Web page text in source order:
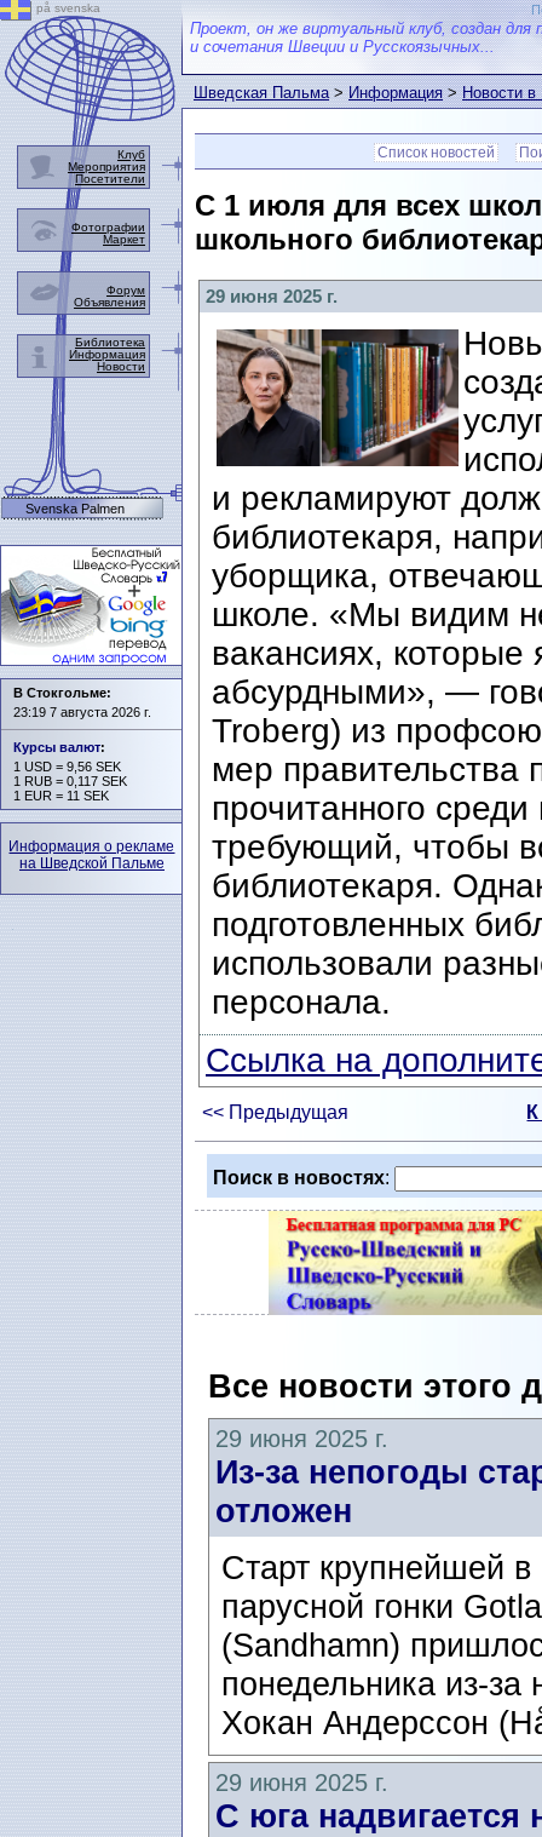
Проект, он же виртуальный клуб, создан для
и сочетания Швеции и Русскоязычных...
Шведская Пальма>Информация>Новости
Список новостей
С 1 июля для всех
школьного
29 июня 2025 г.
и рекламируют
библиотекаря,
уборщика,
школе. «Мы видим
вакансиях,
абсурдными», —
Troberg) из
мер правительства
прочитанного
требующий, чтобы
библиотекаря.
подготовленных
использовали
персонала.
Ссылка на
<< Предыдущая
Поиск в новостях:
Все новости этого
29 июня 2025 г.
Из-за непогоды
отложен
Старт крупнейшей
парусной гонки
(Sandhamn)
понедельника из-за
Хокан Андерссон
29 июня 2025 г.
С юга надвигается
på svenska
Клуб
Мероприятия
Посетители
Фотографии
Маркет
Форум
Объявления
Библиотека
Информация
Новости
Svenska Palmen
В Стокгольме:
23:19 7 августа 2026 г.
Курсы валют:
1 USD = 9,56 SEK
1 RUB = 0,117 SEK
1 EUR = 11 SEK
Информация о рекламе
на Шведской Пальме